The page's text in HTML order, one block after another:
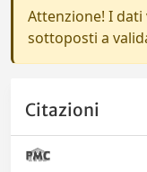
Attenzione! I
sottoposti a
Citazioni